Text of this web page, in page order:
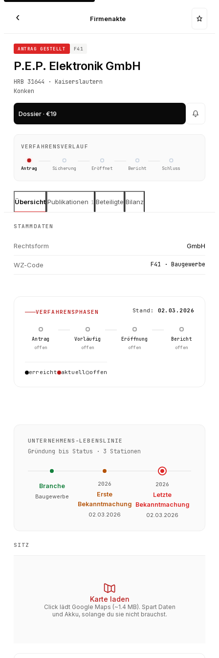
‹ Firmenakte
ANTRAG GESTELLT F41
P.E.P. Elektronik GmbH
HRB 31644 · Kaiserslautern
Konken
Dossier · €19
VERFAHRENSVERLAUF
Antrag Sicherung Eröffnet Bericht Schluss
Übersicht Publikationen 1 Beteiligte Bilanz
STAMMDATEN
Rechtsform GmbH
WZ-Code F41 · Baugewerbe
VERFAHRENSPHASEN Stand: 02.03.2026
Antrag
offen
Vorläufig
offen
Eröffnung
offen
Bericht
offen
erreicht aktuell offen
UNTERNEHMENS-LEBENSLINIE
Gründung bis Status · 3 Stationen
Branche
Baugewerbe
2026
Erste
Bekanntmachung
02.03.2026
2026
Letzte
Bekanntmachung
02.03.2026
SITZ
Karte laden
Click lädt Google Maps (~1.4 MB). Spart Daten
und Akku, solange du sie nicht brauchst.